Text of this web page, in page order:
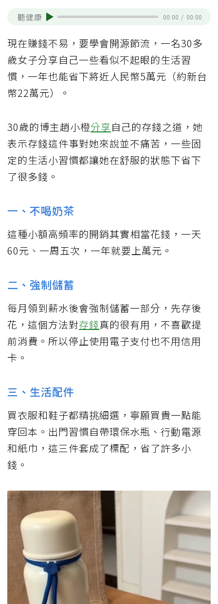
聽健康 00:00 / 00:00
現在賺錢不易，要學會開源節流，一名30多
歲女子分享自己一些看似不起眼的生活習
慣，一年也能省下將近人民幣5萬元（約新台
幣22萬元）。
30歲的博主趙小橙分享自己的存錢之道，她
表示存錢這件事對她來說並不痛苦，一些固
定的生活小習慣都讓她在舒服的狀態下省下
了很多錢。
一、不喝奶茶
這種小額高頻率的開銷其實相當花錢，一天
60元、一周五次，一年就要上萬元。
二、強制儲蓄
每月領到薪水後會強制儲蓄一部分，先存後
花，這個方法對存錢真的很有用，不喜歡提
前消費。所以停止使用電子支付也不用信用
卡。
三、生活配件
買衣服和鞋子都精挑細選，寧願買貴一點能
穿回本。出門習慣自帶環保水瓶、行動電源
和紙巾，這三件套成了標配，省了許多小
錢。